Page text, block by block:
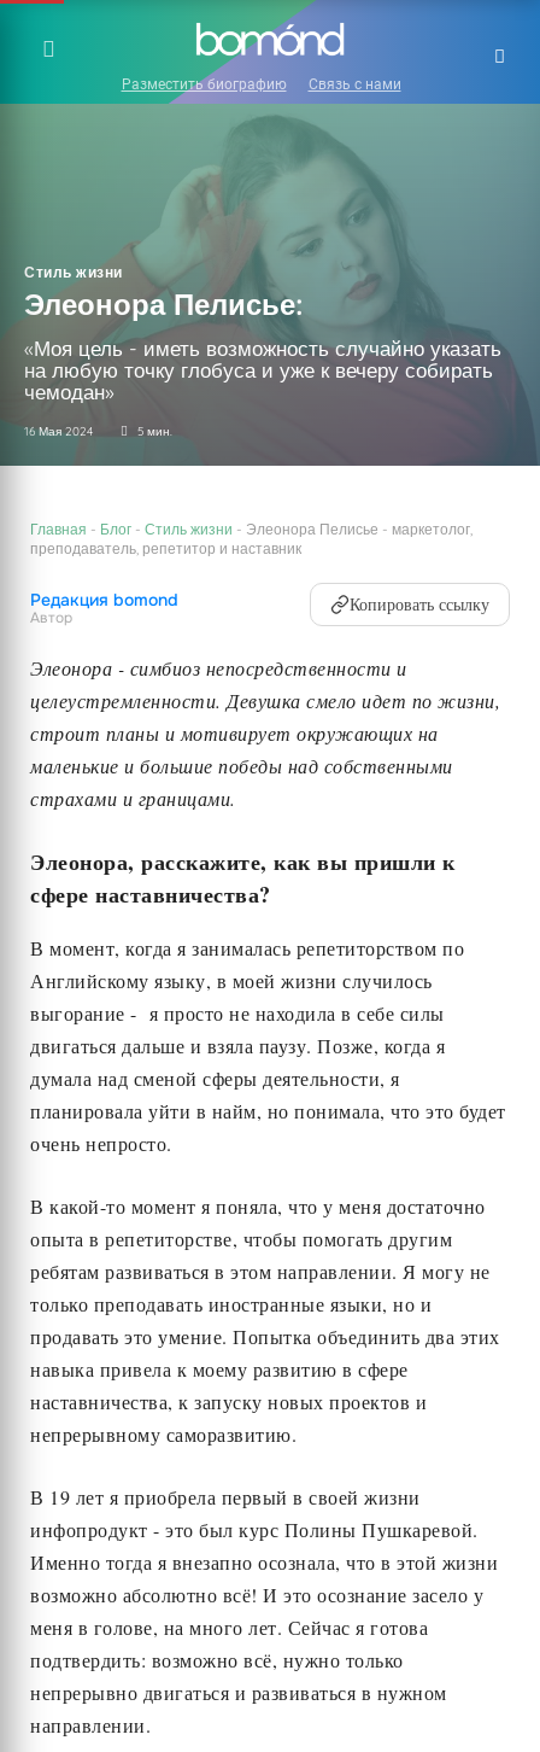
Разместить биографию Связь с нами
Стиль жизни
Элеонора Пелисье:
«Моя цель - иметь возможность случайно указать
на любую точку глобуса и уже к вечеру собирать
чемодан»
16 Мая 2024 5 мин.
Главная - Блог - Стиль жизни - Элеонора Пелисье - маркетолог,
преподаватель, репетитор и наставник
Редакция bomond
Автор
Копировать ссылку
Элеонора - симбиоз непосредственности и
целеустремленности. Девушка смело идет по жизни,
строит планы и мотивирует окружающих на
маленькие и большие победы над собственными
страхами и границами.
Элеонора, расскажите, как вы пришли к
сфере наставничества?
В момент, когда я занималась репетиторством по
Английскому языку, в моей жизни случилось
выгорание - я просто не находила в себе силы
двигаться дальше и взяла паузу. Позже, когда я
думала над сменой сферы деятельности, я
планировала уйти в найм, но понимала, что это будет
очень непросто.
В какой-то момент я поняла, что у меня достаточно
опыта в репетиторстве, чтобы помогать другим
ребятам развиваться в этом направлении. Я могу не
только преподавать иностранные языки, но и
продавать это умение. Попытка объединить два этих
навыка привела к моему развитию в сфере
наставничества, к запуску новых проектов и
непрерывному саморазвитию.
В 19 лет я приобрела первый в своей жизни
инфопродукт - это был курс Полины Пушкаревой.
Именно тогда я внезапно осознала, что в этой жизни
возможно абсолютно всё! И это осознание засело у
меня в голове, на много лет. Сейчас я готова
подтвердить: возможно всё, нужно только
непрерывно двигаться и развиваться в нужном
направлении.